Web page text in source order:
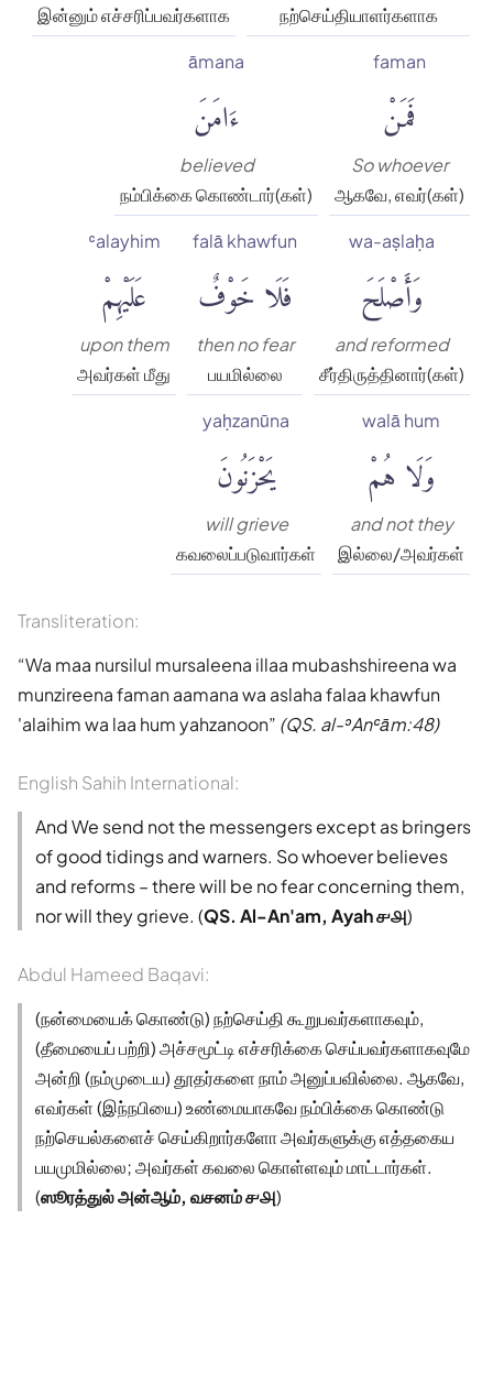
நற்செய்தியாளர்களாக
இன்னும் எச்சரிப்பவர்களாக
faman
فَمَنْ
So whoever
ஆகவே, எவர்(கள்)
āmana
ءَامَنَ
believed
நம்பிக்கை கொண்டார்(கள்)
wa-aṣlaḥa
وَأَصْلَحَ
and reformed
சீர்திருத்தினார்(கள்)
falā khawfun
فَلَا خَوْفٌ
then no fear
பயமில்லை
ʿalayhim
عَلَيْهِمْ
upon them
அவர்கள் மீது
walā hum
وَلَا هُمْ
and not they
இல்லை/அவர்கள்
yaḥzanūna
يَحْزَنُونَ
will grieve
கவலைப்படுவார்கள்
Transliteration:
Wa maa nursilul mursaleena illaa mubashshireena wa
munzireena faman aamana wa aslaha falaa khawfun
'alaihim wa laa hum yahzanoon (QS. al-ʾAnʿām:48)
English Sahih International:
And We send not the messengers except as bringers
of good tidings and warners. So whoever believes
and reforms – there will be no fear concerning them,
nor will they grieve. (QS. Al-An'am, Ayah ௪௮)
Abdul Hameed Baqavi:
(நன்மையைக் கொண்டு) நற்செய்தி கூறுபவர்களாகவும்,
(தீமையைப் பற்றி) அச்சமூட்டி எச்சரிக்கை செய்பவர்களாகவுமே
அன்றி (நம்முடைய) தூதர்களை நாம் அனுப்பவில்லை. ஆகவே,
எவர்கள் (இந்நபியை) உண்மையாகவே நம்பிக்கை கொண்டு
நற்செயல்களைச் செய்கிறார்களோ அவர்களுக்கு எத்தகைய
பயமுமில்லை; அவர்கள் கவலை கொள்ளவும் மாட்டார்கள்.
(ஸூரத்துல் அன்ஆம், வசனம் ௪௮)